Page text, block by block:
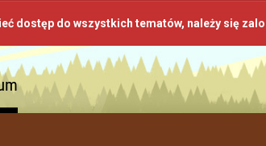
dostęp do wszystkich tematów, należy się